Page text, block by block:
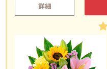
詳細